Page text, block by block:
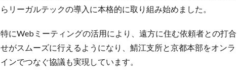
らリーガルテックの導入に本格的に取り組み始めました。
特にWebミーティングの活用により、遠方に住む依頼者との打合
せがスムーズに行えるようになり、鯖江支所と京都本部をオンラ
インでつなぐ協議も実現しています。